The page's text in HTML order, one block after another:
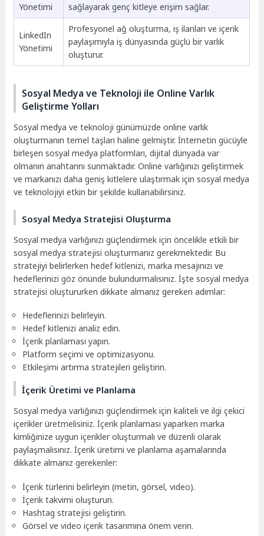
Yönetimi
sağlayarak genç kitleye erişim sağlar.
LinkedIn
Yönetimi
Profesyonel ağ oluşturma, iş ilanları ve içerik
paylaşımıyla iş dünyasında güçlü bir varlık
oluşturur.
Sosyal Medya ve Teknoloji ile Online Varlık
Geliştirme Yolları
Sosyal medya ve teknoloji günümüzde online varlık
oluşturmanın temel taşları haline gelmiştir. İnternetin gücüyle
birleşen sosyal medya platformları, dijital dünyada var
olmanın anahtarını sunmaktadır. Online varlığınızı geliştirmek
ve markanızı daha geniş kitlelere ulaştırmak için sosyal medya
ve teknolojiyi etkin bir şekilde kullanabilirsiniz.
Sosyal Medya Stratejisi Oluşturma
Sosyal medya varlığınızı güçlendirmek için öncelikle etkili bir
sosyal medya stratejisi oluşturmanız gerekmektedir. Bu
stratejiyi belirlerken hedef kitlenizi, marka mesajınızı ve
hedeflerinizi göz önünde bulundurmalısınız. İşte sosyal medya
stratejisi oluştururken dikkate almanız gereken adımlar:
Hedeflerinizi belirleyin.
Hedef kitlenizi analiz edin.
İçerik planlaması yapın.
Platform seçimi ve optimizasyonu.
Etkileşimi artırma stratejileri geliştirin.
İçerik Üretimi ve Planlama
Sosyal medya varlığınızı güçlendirmek için kaliteli ve ilgi çekici
içerikler üretmelisiniz. İçerik planlaması yaparken marka
kimliğinize uygun içerikler oluşturmalı ve düzenli olarak
paylaşmalısınız. İçerik üretimi ve planlama aşamalarında
dikkate almanız gerekenler:
İçerik türlerini belirleyin (metin, görsel, video).
İçerik takvimi oluşturun.
Hashtag stratejisi geliştirin.
Görsel ve video içerik tasarımına önem verin.